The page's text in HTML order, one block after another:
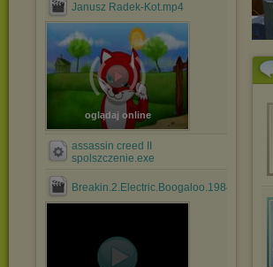
Janusz Radek-Kot.mp4
oglądaj online
assassin creed II
spolszczenie.exe